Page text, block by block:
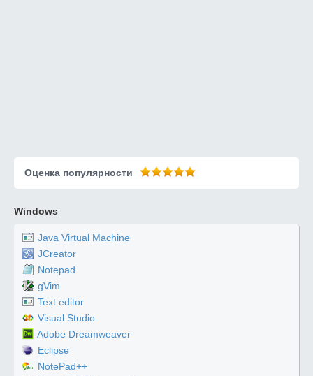
Оценка популярности
Windows
Java Virtual Machine
JCreator
Notepad
gVim
Text editor
Visual Studio
Adobe Dreamweaver
Eclipse
NotePad++